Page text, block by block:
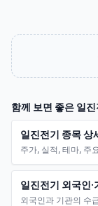
함께 보면 좋은 일
일진전기 종목 상
주가, 실적, 테마, 주
일진전기 외국인·
외국인과 기관의 수